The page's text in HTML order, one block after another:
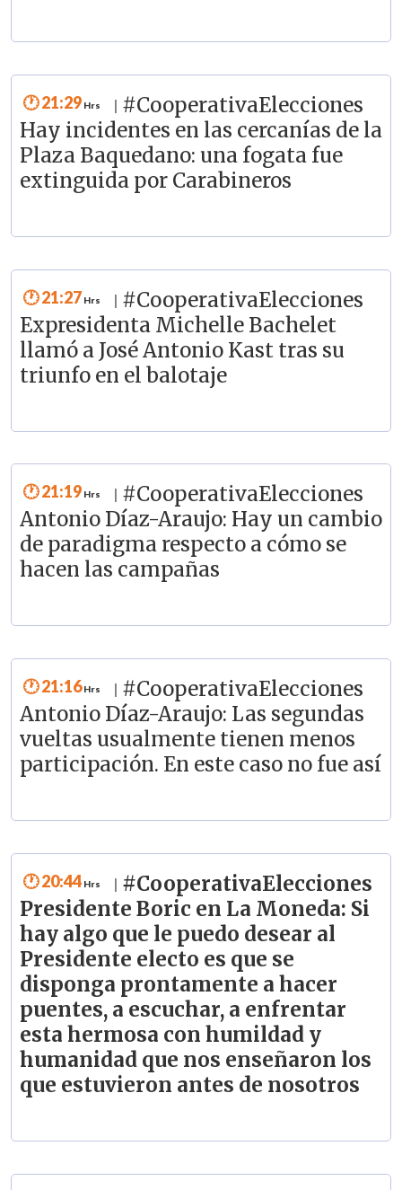
21:29
#CooperativaElecciones
Hay incidentes en las cercanías de la
Plaza Baquedano: una fogata fue
extinguida por Carabineros
21:27
#CooperativaElecciones
Expresidenta Michelle Bachelet
llamó a José Antonio Kast tras su
triunfo en el balotaje
21:19
#CooperativaElecciones
Antonio Díaz-Araujo: Hay un cambio
de paradigma respecto a cómo se
hacen las campañas
21:16
#CooperativaElecciones
Antonio Díaz-Araujo: Las segundas
vueltas usualmente tienen menos
participación. En este caso no fue así
20:44
#CooperativaElecciones
Presidente Boric en La Moneda: Si
hay algo que le puedo desear al
Presidente electo es que se
disponga prontamente a hacer
puentes, a escuchar, a enfrentar
esta hermosa con humildad y
humanidad que nos enseñaron los
que estuvieron antes de nosotros